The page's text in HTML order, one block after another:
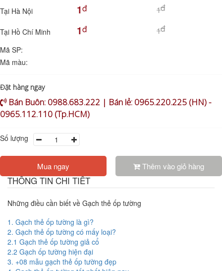
Tại Hà Nội
1đ 1đ
Tại Hồ Chí Minh 1đ 1đ
Mã SP:
Mã màu:
Đặt hàng ngay
Bán Buôn: 0988.683.222 | Bán lẻ: 0965.220.225 (HN) -
0965.112.110 (Tp.HCM)
Số lượng
Mua ngay Thêm vào giỏ hàng
THÔNG TIN CHI TIẾT
Những điều cần biết về Gạch thẻ ốp tường
1. Gạch thẻ ốp tường là gì?
2. Gạch thẻ ốp tường có mấy loại?
2.1 Gạch thẻ ốp tường giả cổ
2.2 Gạch ốp tường hiện đại
3. +08 mẫu gạch thẻ ốp tường đẹp